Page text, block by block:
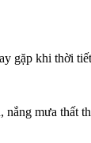
gặp khi thời
mưa thất